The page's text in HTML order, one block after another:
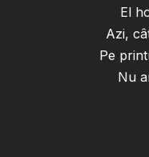
El
Azi,
Pe
Nu